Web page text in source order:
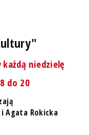
niedzielę
do 20
Agata Rokicka